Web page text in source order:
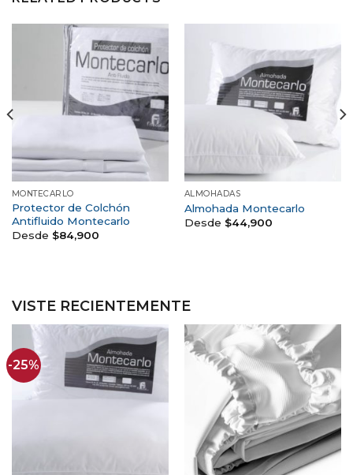
MONTECARLO
Protector de Colchón
Antifluido Montecarlo
Desde $84,900
ALMOHADAS
Almohada Montecarlo
Desde $44,900
VISTE RECIENTEMENTE
-25%